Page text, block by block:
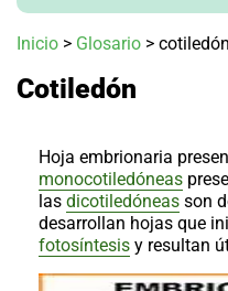
más
Agrotendencia
Planes
Glosario
Agroshow
Regístrate
suscríbete
Contáctenos
Inicio > Glosario > cotiledón
Cotiledón
Hoja embrionaria
monocotiledóneas
las dicotiledóneas son
desarrollan hojas que
fotosíntesis y resultan